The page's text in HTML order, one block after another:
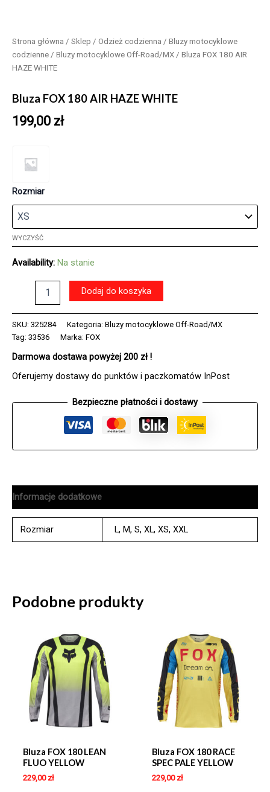
Strona główna / Sklep / Odzież codzienna / Bluzy motocyklowe
codzienne / Bluzy motocyklowe Off-Road/MX / Bluza FOX 180 AIR
HAZE WHITE
Bluza FOX 180 AIR HAZE WHITE
199,00 zł
Rozmiar
WYCZYŚĆ
Availability: Na stanie
180
AIR
WHITE
Dodaj do koszyka
SKU: 325284 Kategoria: Bluzy motocyklowe Off-Road/MX
Tag: 33536 Marka: FOX
Darmowa dostawa powyżej 200 zł !
Oferujemy dostawy do punktów i paczkomatów InPost
Bezpieczne płatności i dostawy
Informacje dodatkowe
Rozmiar L, M, S, XL, XS, XXL
Podobne produkty
Bluza FOX 180 LEAN
FLUO YELLOW
229,00 zł
Bluza FOX 180 RACE
SPEC PALE YELLOW
229,00 zł